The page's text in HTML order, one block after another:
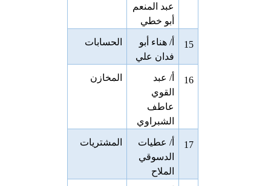
عبد المنعم
أبو خطي
15
أ/ هناء أبو
فدان علي
الحسابات
16
أ/ عبد
القوي
عاطف
الشبراوي
المخازن
17
أ/ عطيات
الدسوقي
الملاح
المشتريات